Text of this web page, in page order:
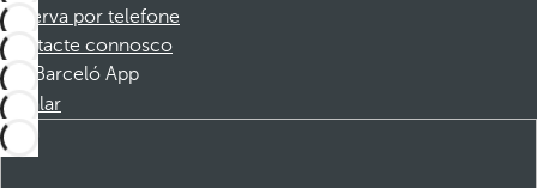
Reserva por telefone
Contacte connosco
Barceló App
Instalar